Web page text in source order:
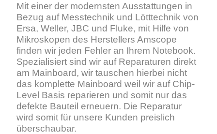
Mit einer der modernsten Ausstattungen in
Bezug auf Messtechnik und Lötttechnik von
Ersa, Weller, JBC und Fluke, mit Hilfe von
Mikroskopen des Herstellers Amscope
finden wir jeden Fehler an Ihrem Notebook.
Spezialisiert sind wir auf Reparaturen direkt
am Mainboard, wir tauschen hierbei nicht
das komplette Mainboard weil wir auf Chip-
Level Basis reparieren und somit nur das
defekte Bauteil erneuern. Die Reparatur
wird somit für unsere Kunden preislich
überschaubar.